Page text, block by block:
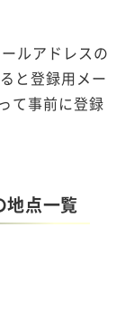
ルアドレスの
と登録用メー
て事前に登録
地点一覧